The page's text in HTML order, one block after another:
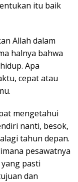
itu baik
Allah dalam
halnya bahwa
Apa
cepat atau
mengetahui
nanti, besok,
tahun depan.
pesawatnya
pasti
dan